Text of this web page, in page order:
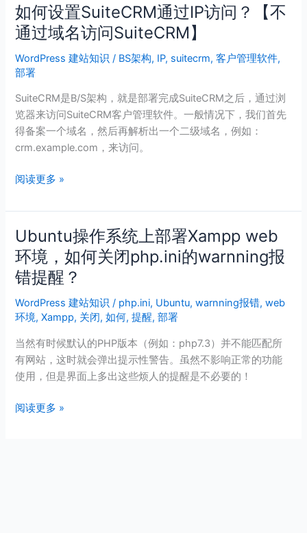
如何设置SuiteCRM通过IP访问？【不
通过域名访问SuiteCRM】
WordPress 建站知识 / BS架构, IP, suitecrm,客户管理软件,
部署
SuiteCRM是B/S架构，就是部署完成SuiteCRM之后，通过浏
览器来访问SuiteCRM客户管理软件。一般情况下，我们首先
得备案一个域名，然后再解析出一个二级域名，例如：
crm.example.com，来访问。
如
何
设
置
SuiteCRM
通
过
IP
【不
名
访
问
SuiteCRM】
阅读更多 »
Ubuntu操作系统上部署Xampp web
环境，如何关闭php.ini的warnning报
错提醒？
WordPress 建站知识 / php.ini, Ubuntu,warnning报错,web
环境,Xampp, 关闭,如何,提醒,部署
当然有时候默认的PHP版本（例如：php7.3）并不能匹配所
有网站，这时就会弹出提示性警告。虽然不影响正常的功能
使用，但是界面上多出这些烦人的提醒是不必要的！
Ubuntu
操
作
系
统
上
署
Xampp
web
境，
阅读更多 »